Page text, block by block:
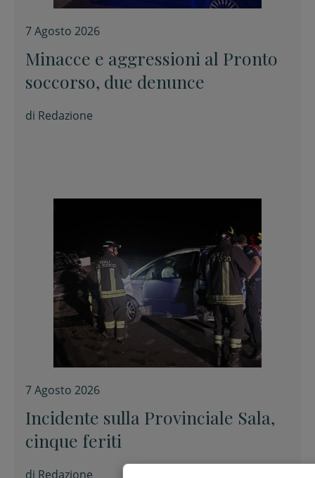
7 Agosto 2026
Minacce e aggressioni al Pronto
soccorso, due denunce
di Redazione
7 Agosto 2026
Incidente sulla Provinciale Sala,
cinque feriti
di Redazione